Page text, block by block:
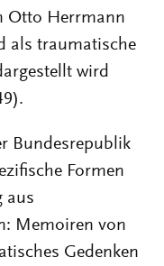
Otto Herrmann
als traumatische
wird
Bundesrepublik
Formen
aus
Memoiren von
Gedenken